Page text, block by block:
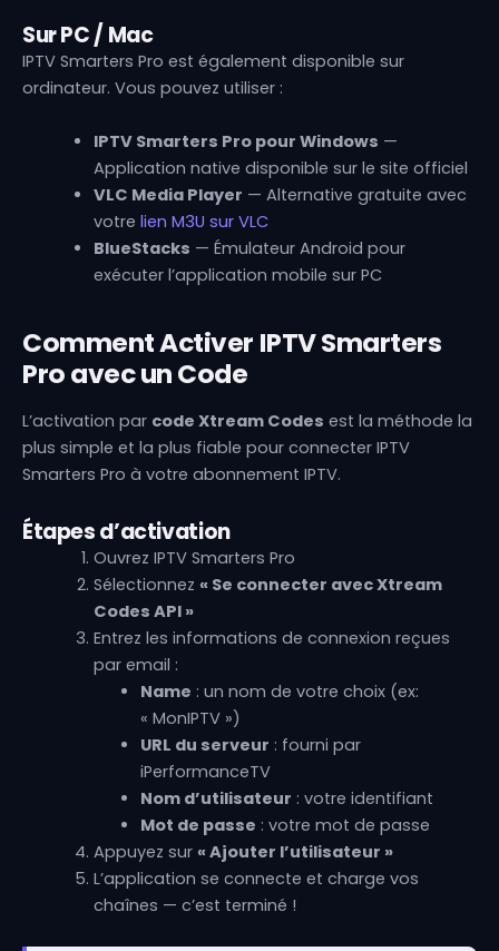
Sur PC / Mac
IPTV Smarters Pro est également disponible sur
ordinateur. Vous pouvez utiliser :
IPTV Smarters Pro pour Windows —
Application native disponible sur le site officiel
VLC Media Player — Alternative gratuite avec
votre lien M3U sur VLC
BlueStacks — Émulateur Android pour
exécuter l’application mobile sur PC
Comment Activer IPTV Smarters
Pro avec un Code
L’activation par code Xtream Codes est la méthode la
plus simple et la plus fiable pour connecter IPTV
Smarters Pro à votre abonnement IPTV.
Étapes d’activation
Ouvrez IPTV Smarters Pro
Sélectionnez « Se connecter avec Xtream
Codes API »
Entrez les informations de connexion reçues
par email :
Name : un nom de votre choix (ex:
« MonIPTV »)
URL du serveur : fourni par
iPerformanceTV
Nom d’utilisateur : votre identifiant
Mot de passe : votre mot de passe
Appuyez sur « Ajouter l’utilisateur »
L’application se connecte et charge vos
chaînes — c’est terminé !